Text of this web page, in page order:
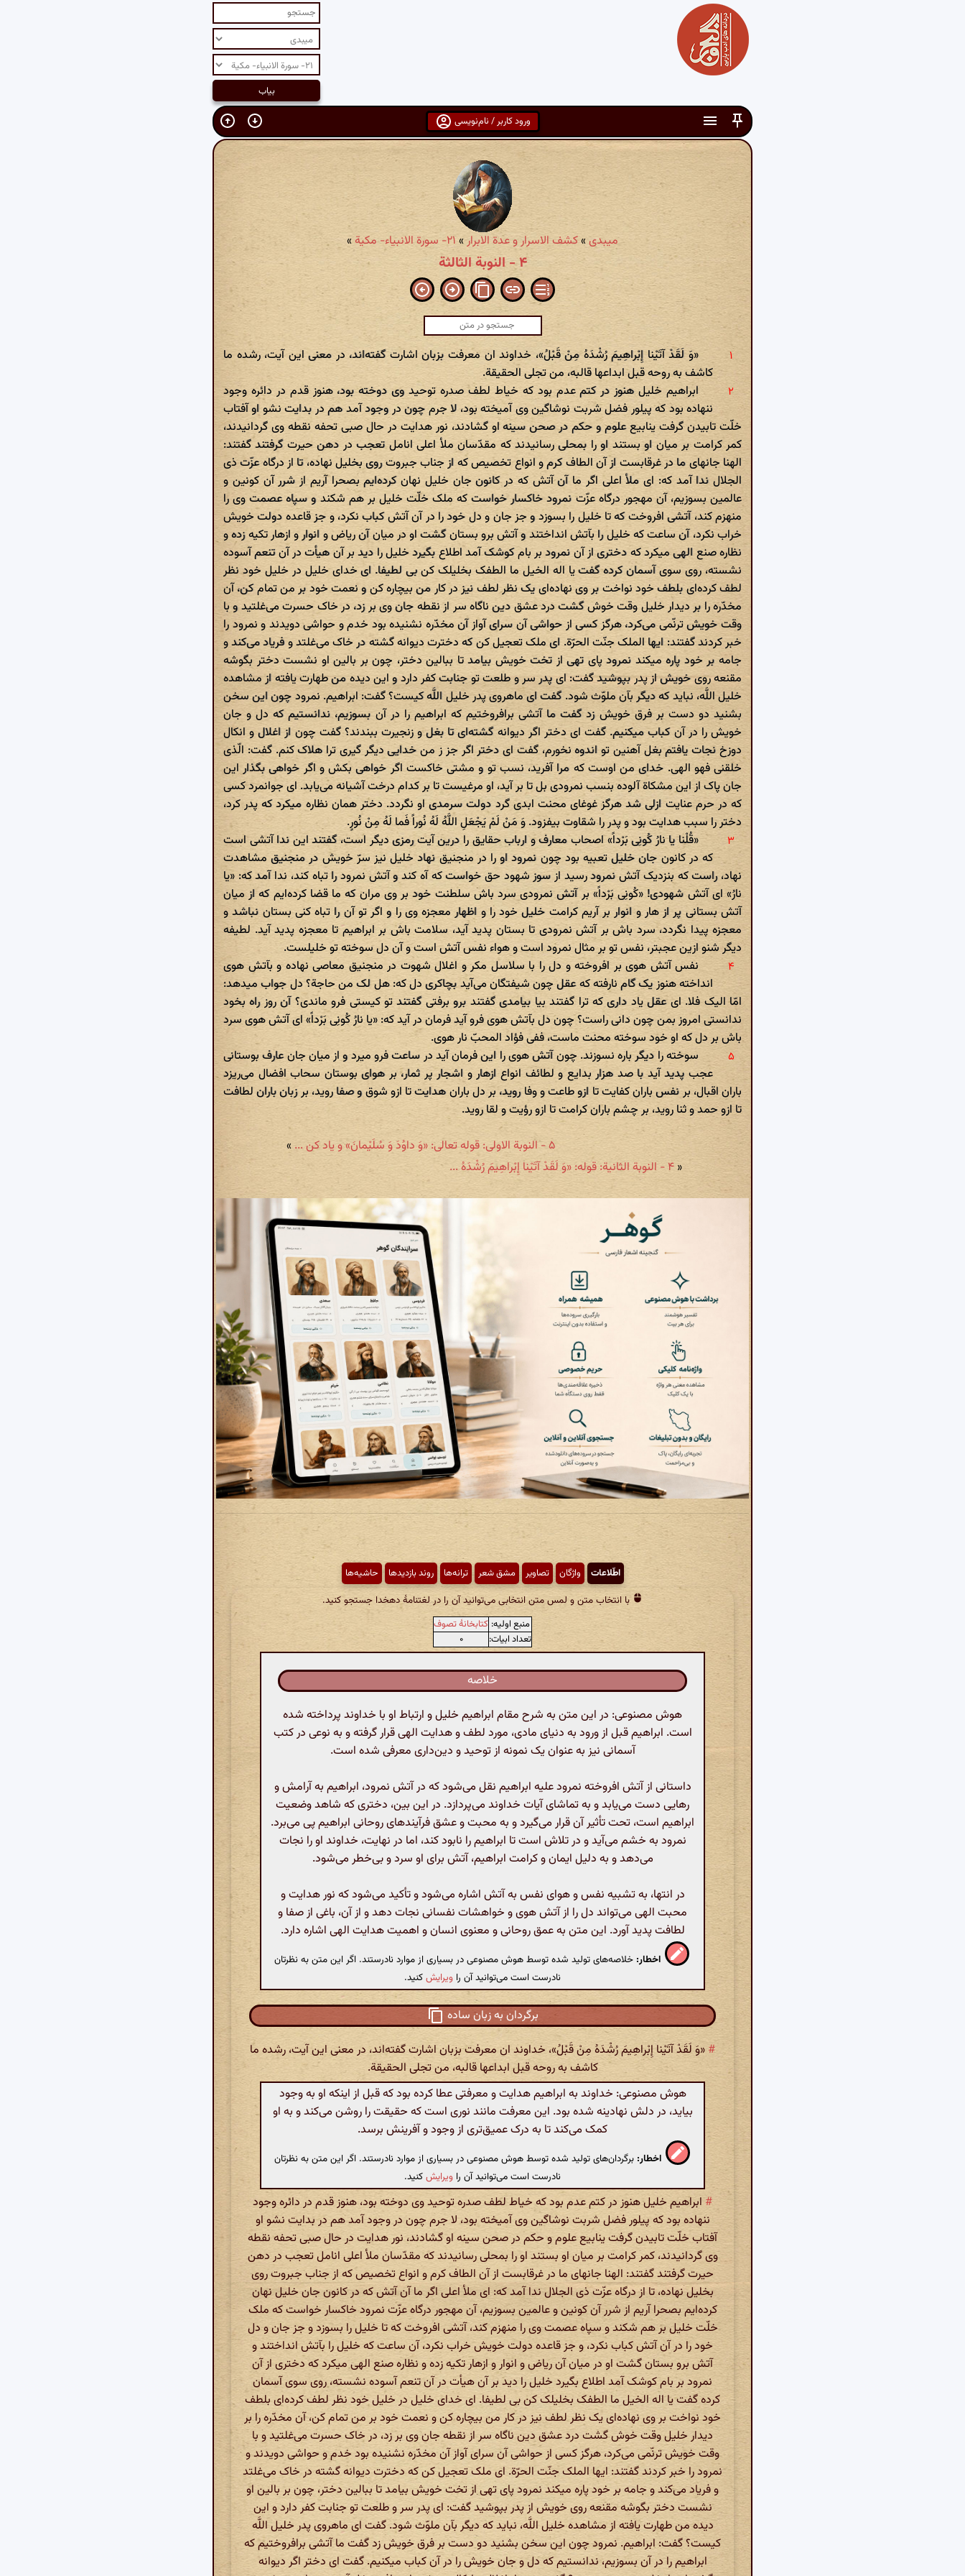
ورود کاربر / نام‌نویسی
میبدی »کشف الاسرار و عدة الابرار» ۲۱- سورة الانبیاء- مکیة »
۴ - النوبة الثالثة
«وَ لَقَدْ آتَیْنا إِبْراهِیمَ رُشْدَهُ مِنْ قَبْلُ»، خداوند ان معرفت بزبان اشارت گفته‌اند، در معنی این آیت، رشده ما
کاشف به روحه قبل ابداعها قالبه، من تجلی الحقیقة.
ابراهیم خلیل هنوز در کتم عدم بود که خیاط لطف صدره توحید وی دوخته بود، هنوز قدم در دائره وجود
ننهاده بود که پیلور فضل شربت نوشاگین وی آمیخته بود، لا جرم چون در وجود آمد هم در بدایت نشو او آفتاب
خلّت تابیدن گرفت ینابیع علوم و حکم در صحن سینه او گشادند، نور هدایت در حال صبی تحفه نقطه وی گردانیدند،
کمر کرامت بر میان او بستند او را بمحلی رسانیدند که مقدّسان ملأ اعلی انامل تعجب در دهن حیرت گرفتند گفتند:
الهنا جانهای ما در غرقابست از آن الطاف کرم و انواع تخصیص که از جناب جبروت روی بخلیل نهاده، تا از درگاه عزّت ذی
الجلال ندا آمد که: ای ملأ اعلی اگر ما آن آتش که در کانون جان خلیل نهان کرده‌ایم بصحرا آریم از شرر آن کونین و
عالمین بسوزیم، آن مهجور درگاه عزّت نمرود خاکسار خواست که ملک خلّت خلیل بر هم شکند و سپاه عصمت وی را
منهزم کند، آتشی افروخت که تا خلیل را بسوزد و جز جان و دل خود را در آن آتش کباب نکرد، و جز قاعده دولت خویش
خراب نکرد، آن ساعت که خلیل را بآتش انداختند و آتش برو بستان گشت او در میان آن ریاض و انوار و ازهار تکیه زده و
نظاره صنع الهی میکرد که دختری از آن نمرود بر بام کوشک آمد اطلاع بگیرد خلیل را دید بر آن هیأت در آن تنعم آسوده
نشسته، روی سوی آسمان کرده گفت یا اله الخیل ما الطفک بخلیلک کن بی لطیفا. ای خدای خلیل در خلیل خود نظر
لطف کرده‌ای بلطف خود نواخت بر وی نهاده‌ای یک نظر لطف نیز در کار من بیچاره کن و نعمت خود بر من تمام کن، آن
مخدّره را بر دیدار خلیل وقت خوش گشت درد عشق دین ناگاه سر از نقطه جان وی بر زد، در خاک حسرت می‌غلتید و با
وقت خویش ترنّمی می‌کرد، هرگز کسی از حواشی آن سرای آواز آن مخدّره نشنیده بود خدم و حواشی دویدند و نمرود را
خبر کردند گفتند: ایها الملک جنّت الحرّة. ای ملک تعجیل کن که دخترت دیوانه گشته در خاک می‌غلتد و فریاد می‌کند و
جامه بر خود پاره میکند نمرود پای تهی از تخت خویش بیامد تا ببالین دختر، چون بر بالین او نشست دختر بگوشه
مقنعه روی خویش از پدر بپوشید گفت: ای پدر سر و طلعت تو جنابت کفر دارد و این دیده من طهارت یافته از مشاهده
خلیل اللَّه، نباید که دیگر بآن ملوّث شود. گفت ای ماهروی پدر خلیل اللَّه کیست؟ گفت: ابراهیم. نمرود چون این سخن
بشنید دو دست بر فرق خویش زد گفت ما آتشی برافروختیم که ابراهیم را در آن بسوزیم، ندانستیم که دل و جان
خویش را در آن کباب میکنیم. گفت ای دختر اگر دیوانه گشته‌ای تا بغل و زنجیرت ببندند؟ گفت چون از اغلال و انکال
دوزخ نجات یافتم بغل آهنین تو اندوه نخورم، گفت ای دختر اگر جز ز من خدایی دیگر گیری ترا هلاک کنم. گفت: الّذی
خلقنی فهو الهی. خدای من اوست که مرا آفرید، نسب تو و مشتی خاکست اگر خواهی بکش و اگر خواهی بگذار این
جان پاک از این مشکاة آلوده بنسب نمرودی بل تا بر آید، او مرغیست تا بر کدام درخت آشیانه می‌یابد. ای جوانمرد کسی
که در حرم عنایت ازلی شد هرگز غوغای محنت ابدی گرد دولت سرمدی او نگردد. دختر همان نظاره میکرد که پدر کرد،
دختر را سبب هدایت بود و پدر را شقاوت بیفزود. وَ مَنْ لَمْ یَجْعَلِ اللَّهُ لَهُ نُوراً فَما لَهُ مِنْ نُورٍ.
«قُلْنا یا نارُ کُونِی بَرْداً» اصحاب معارف و ارباب حقایق را درین آیت رمزی دیگر است، گفتند این ندا آتشی است
که در کانون جان خلیل تعبیه بود چون نمرود او را در منجنیق نهاد خلیل نیز سرّ خویش در منجنیق مشاهدت
نهاد، راست که بنزدیک آتش نمرود رسید از سوز شهود حق خواست که آه کند و آتش نمرود را تباه کند، ندا آمد که: «یا
نارُ» ای آتش شهودی! «کُونِی بَرْداً» بر آتش نمرودی سرد باش سلطنت خود بر وی مران که ما قضا کرده‌ایم که از میان
آتش بستانی پر از هار و انوار بر آریم کرامت خلیل خود را و اظهار معجزه وی را و اگر تو آن را تباه کنی‌ بستان نباشد و
معجزه پیدا نگردد، سرد باش بر آتش نمرودی تا بستان پدید آید، سلامت باش بر ابراهیم تا معجزه پدید آید. لطیفه
دیگر شنو ازین عجبتر، نفس تو بر مثال نمرود است و هواء نفس آتش است و آن دل سوخته تو خلیلست.
نفس آتش هوی بر افروخته و دل را با سلاسل مکر و اغلال شهوت در منجنیق معاصی نهاده و بآتش هوی
انداخته هنوز یک گام نارفته که عقل چون شیفتگان می‌آید بچاکری دل که: هل لک من حاجة؟ دل جواب میدهد:
امّا الیک فلا. ای عقل یاد داری که ترا گفتند بیا بیامدی گفتند برو برفتی گفتند تو کیستی فرو ماندی؟ آن روز راه بخود
ندانستی امروز بمن چون دانی راست؟ چون دل بآتش هوی فرو آید فرمان در آید که: «یا نارُ کُونِی بَرْداً» ای آتش هوی سرد
باش بر دل که او خود سوخته محنت ماست، ففی فؤاد المحبّ نار هوی.
سوخته را دیگر باره نسوزند. چون آتش هوی را این فرمان آید در ساعت فرو میرد و از میان جان عارف بوستانی
عجب پدید آید با صد هزار بدایع و لطائف انواع ازهار و اشجار پر ثمار، بر هوای بوستان سحاب افضال می‌ریزد
باران اقبال، بر نفس باران کفایت تا ازو طاعت و وفا روید، بر دل باران هدایت تا ازو شوق و صفا روید، بر زبان باران لطافت
تا ازو حمد و ثنا روید، بر چشم باران کرامت تا ازو رؤیت و لقا روید.
۵ - النوبة الاولى: قوله تعالی: «وَ داوُدَ وَ سُلَیْمانَ» و یاد کن ...
»
« ۴ - النوبة الثانیة: قوله: «وَ لَقَدْ آتَیْنا إِبْراهِیمَ رُشْدَهُ ...
اطّلاعات واژگان تصاویر مشق شعر ترانه‌ها روند بازدیدها حاشیه‌ها
با انتخاب متن و لمس متن انتخابی می‌توانید آن را در لغتنامهٔ دهخدا جستجو کنید.
منبع اولیه: کتابخانهٔ تصوف
تعداد ابیات:
۰
خلاصه
هوش مصنوعی: در این متن به شرح مقام ابراهیم خلیل و ارتباط او با خداوند پرداخته شده
است. ابراهیم قبل از ورود به دنیای مادی، مورد لطف و هدایت الهی قرار گرفته و به نوعی در کتب
آسمانی نیز به عنوان یک نمونه از توحید و دین‌داری معرفی شده است.
داستانی از آتش افروخته نمرود علیه ابراهیم نقل می‌شود که در آتش نمرود، ابراهیم به آرامش و
رهایی دست می‌یابد و به تماشای آیات خداوند می‌پردازد. در این بین، دختری که شاهد وضعیت
ابراهیم است، تحت تأثیر آن قرار می‌گیرد و به محبت و عشق فرآیندهای روحانی ابراهیم پی می‌برد.
نمرود به خشم می‌آید و در تلاش است تا ابراهیم را نابود کند، اما در نهایت، خداوند او را نجات
می‌دهد و به دلیل ایمان و کرامت ابراهیم، آتش برای او سرد و بی‌خطر می‌شود.
در انتها، به تشبیه نفس و هوای نفس به آتش اشاره می‌شود و تأکید می‌شود که نور هدایت و
محبت الهی می‌تواند دل را از آتش هوی و خواهشات نفسانی نجات دهد و از آن، باغی از صفا و
لطافت پدید آورد. این متن به عمق روحانی و معنوی انسان و اهمیت هدایت الهی اشاره دارد.
اخطار: خلاصه‌های تولید شده توسط هوش مصنوعی در بسیاری از موارد نادرستند. اگر این متن به نظرتان
نادرست است می‌توانید آن را ویرایشکنید.
برگردان به زبان ساده
# «وَ لَقَدْ آتَیْنا إِبْراهِیمَ رُشْدَهُ مِنْ قَبْلُ»، خداوند ان معرفت بزبان اشارت گفته‌اند، در معنی این آیت، رشده ما
کاشف به روحه قبل ابداعها قالبه، من تجلی الحقیقة.
هوش مصنوعی: خداوند به ابراهیم هدایت و معرفتی عطا کرده بود که قبل از اینکه او به وجود
بیاید، در دلش نهادینه شده بود. این معرفت مانند نوری است که حقیقت را روشن می‌کند و به او
کمک می‌کند تا به درک عمیق‌تری از وجود و آفرینش برسد.
اخطار: برگردان‌های تولید شده توسط هوش مصنوعی در بسیاری از موارد نادرستند. اگر این متن به نظرتان
نادرست است می‌توانید آن را ویرایشکنید.
# ابراهیم خلیل هنوز در کتم عدم بود که خیاط لطف صدره توحید وی دوخته بود، هنوز قدم در دائره وجود
ننهاده بود که پیلور فضل شربت نوشاگین وی آمیخته بود، لا جرم چون در وجود آمد هم در بدایت نشو او
آفتاب خلّت تابیدن گرفت ینابیع علوم و حکم در صحن سینه او گشادند، نور هدایت در حال صبی تحفه نقطه
وی گردانیدند، کمر کرامت بر میان او بستند او را بمحلی رسانیدند که مقدّسان ملأ اعلی انامل تعجب در دهن
حیرت گرفتند گفتند: الهنا جانهای ما در غرقابست از آن الطاف کرم و انواع تخصیص که از جناب جبروت روی
بخلیل نهاده، تا از درگاه عزّت ذی الجلال ندا آمد که: ای ملأ اعلی اگر ما آن آتش که در کانون جان خلیل نهان
کرده‌ایم بصحرا آریم از شرر آن کونین و عالمین بسوزیم، آن مهجور درگاه عزّت نمرود خاکسار خواست که ملک
خلّت خلیل بر هم شکند و سپاه عصمت وی را منهزم کند، آتشی افروخت که تا خلیل را بسوزد و جز جان و دل
خود را در آن آتش کباب نکرد، و جز قاعده دولت خویش خراب نکرد، آن ساعت که خلیل را بآتش انداختند و
آتش برو بستان گشت او در میان آن ریاض و انوار و ازهار تکیه زده و نظاره صنع الهی میکرد که دختری از آن
نمرود بر بام کوشک آمد اطلاع بگیرد خلیل را دید بر آن هیأت در آن تنعم آسوده نشسته، روی سوی آسمان
کرده گفت یا اله الخیل ما الطفک بخلیلک کن بی لطیفا. ای خدای خلیل در خلیل خود نظر لطف کرده‌ای بلطف
خود نواخت بر وی نهاده‌ای یک نظر لطف نیز در کار من بیچاره کن و نعمت خود بر من تمام کن، آن مخدّره را بر
دیدار خلیل وقت خوش گشت درد عشق دین ناگاه سر از نقطه جان وی بر زد، در خاک حسرت می‌غلتید و با
وقت خویش ترنّمی می‌کرد، هرگز کسی از حواشی آن سرای آواز آن مخدّره نشنیده بود خدم و حواشی دویدند و
نمرود را خبر کردند گفتند: ایها الملک جنّت الحرّة. ای ملک تعجیل کن که دخترت دیوانه گشته در خاک می‌غلتد
و فریاد می‌کند و جامه بر خود پاره میکند نمرود پای تهی از تخت خویش بیامد تا ببالین دختر، چون بر بالین او
نشست دختر بگوشه مقنعه روی خویش از پدر بپوشید گفت: ای پدر سر و طلعت تو جنابت کفر دارد و این
دیده من طهارت یافته از مشاهده خلیل اللَّه، نباید که دیگر بآن ملوّث شود. گفت ای ماهروی پدر خلیل اللَّه
کیست؟ گفت: ابراهیم. نمرود چون این سخن بشنید دو دست بر فرق خویش زد گفت ما آتشی برافروختیم که
ابراهیم را در آن بسوزیم، ندانستیم که دل و جان خویش را در آن کباب میکنیم. گفت ای دختر اگر دیوانه